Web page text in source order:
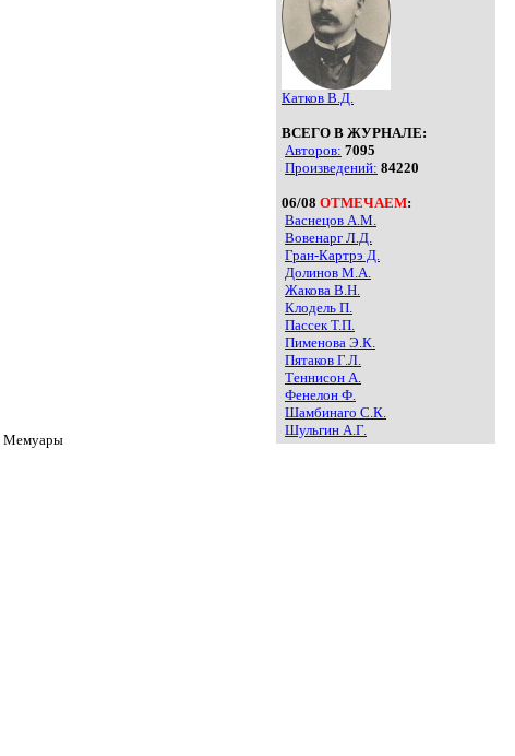
Катков В.Д.
ВСЕГО В ЖУРНАЛЕ:
Авторов: 7095
Произведений: 84220
06/08 ОТМЕЧАЕМ:
Васнецов А.М.
Вовенарг Л.Д.
Гран-Картрэ Д.
Долинов М.А.
Жакова В.Н.
Клодель П.
Пассек Т.П.
Пименова Э.К.
Пятаков Г.Л.
Теннисон А.
Фенелон Ф.
Шамбинаго С.К.
Шульгин А.Г.
Мемуары